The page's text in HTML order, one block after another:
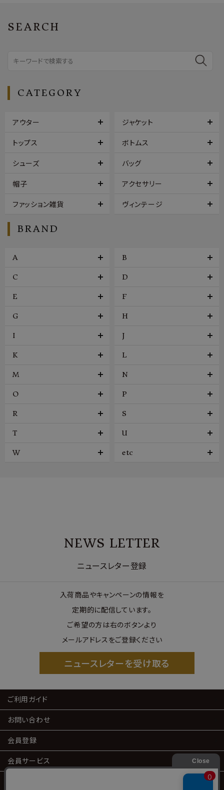
SEARCH
CATEGORY
アウター ジャケット
トップス ボトムス
シューズ バッグ
帽子 アクセサリー
ファッション雑貨 ヴィンテージ
BRAND
A B
C D
E F
G H
I J
K L
M N
O P
R S
T U
W etc
NEWS LETTER
ニュースレター登録
入荷商品やキャンペーンの情報を
定期的に配信しています。
ご希望の方は右のボタンより
メールアドレスをご登録ください
ニュースレターを受け取る
ご利用ガイド
お問い合わせ
会員登録
会員サービス